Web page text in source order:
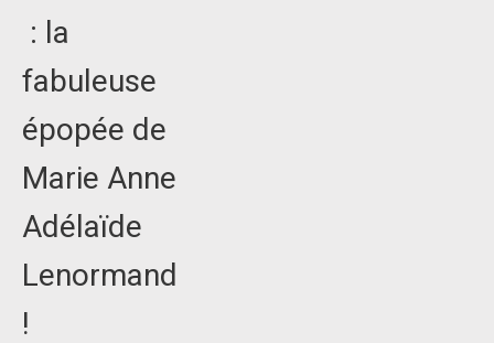
: la
fabuleuse
épopée de
Marie Anne
Adélaïde
Lenormand
!